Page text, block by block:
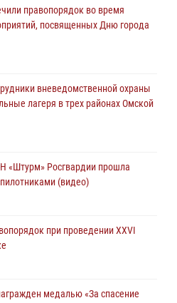
(видео)
уникального передвижного
крестном ходе в День крещения
пресечены нарушения
в Омске (видео)
правопорядок во время
посвященных Дню города
вневедомственной охраны
лагеря в трех районах Омской
«Штурм» Росгвардии прошла
(видео)
при проведении XXVI
медалью «За спасение